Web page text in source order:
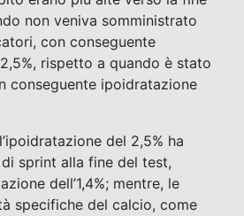
non veniva somministrato
con conseguente
rispetto a quando è stato
conseguente ipoidratazione
del 2,5% ha
sprint alla fine del test,
dell’1,4%; mentre, le
specifiche del calcio, come